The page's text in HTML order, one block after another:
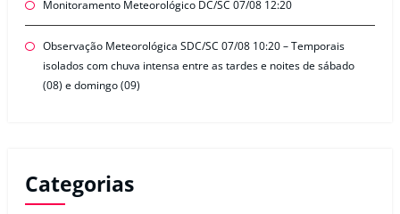
Monitoramento Meteorológico DC/SC 07/08 12:20
Observação Meteorológica SDC/SC 07/08 10:20 – Temporais
isolados com chuva intensa entre as tardes e noites de sábado
(08) e domingo (09)
Categorias